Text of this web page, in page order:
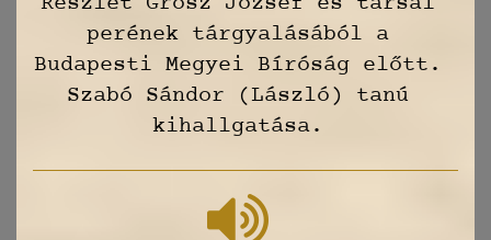
perének tárgyalásából a
Budapesti Megyei Bíróság előtt.
Szabó Sándor (László) tanú
kihallgatása.